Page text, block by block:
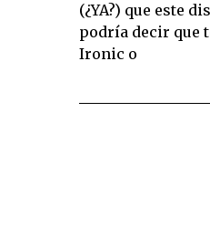
(¿YA?) que este
podría decir que
Ironic o